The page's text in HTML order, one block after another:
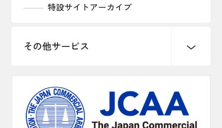
特設サイトアーカイブ
その他サービス
電子認証サービス